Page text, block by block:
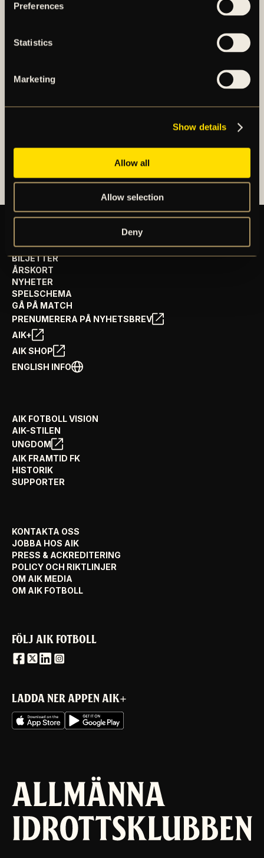
Preferences
Statistics
Marketing
Show details
Allow all
Allow selection
Deny
AIK – SEDAN 1891
AIK Fotboll AB bedriver AIK Fotbollsförenings
elitfotbollsverksamhet genom ett herrlag och ett
damlag. Herrlaget spelar i Allsvenskan och damlaget
spelar i OBOS Damallsvenskan. AIK Fotboll AB är
AIK FOTBOLLSFÖRENING
BILJETTER
ÅRSKORT
NYHETER
SPELSCHEMA
GÅ PÅ MATCH
PRENUMERERA PÅ NYHETSBREV
AIK+
AIK SHOP
ENGLISH INFO
AIK FOTBOLL VISION
AIK-STILEN
UNGDOM
AIK FRAMTID FK
HISTORIK
SUPPORTER
KONTAKTA OSS
JOBBA HOS AIK
PRESS & ACKREDITERING
POLICY OCH RIKTLINJER
OM AIK MEDIA
OM AIK FOTBOLL
FÖLJ AIK FOTBOLL
LADDA NER APPEN AIK+